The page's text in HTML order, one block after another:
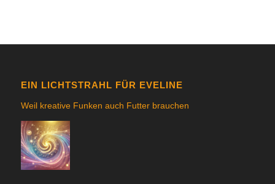
EIN LICHTSTRAHL FÜR EVELINE
Weil kreative Funken auch Futter brauchen